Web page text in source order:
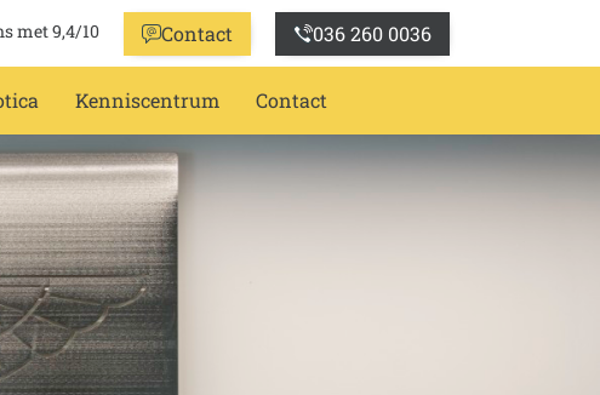
met 9,4/10 Contact 036 260 0036
Kenniscentrum Contact